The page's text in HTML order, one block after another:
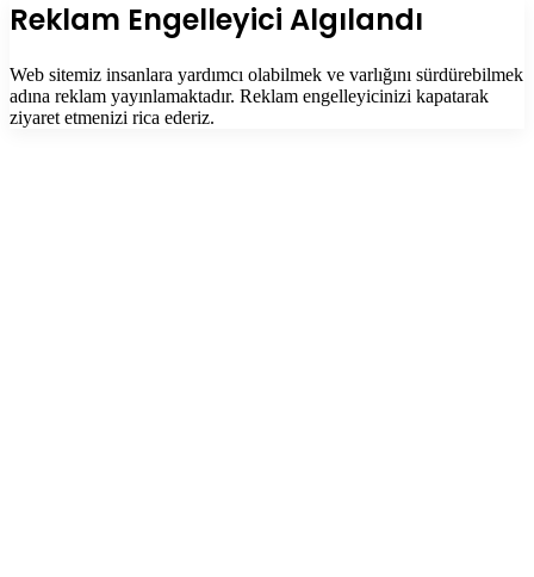
Kapalı
Reklam Engelleyici Algılandı
Web sitemiz insanlara yardımcı olabilmek ve varlığını sürdürebilmek
adına reklam yayınlamaktadır. Reklam engelleyicinizi kapatarak
ziyaret etmenizi rica ederiz.